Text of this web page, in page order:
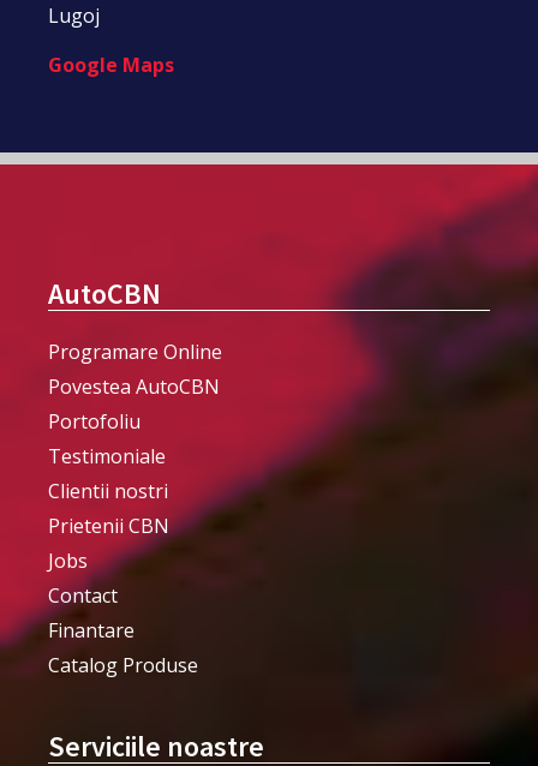
Lugoj
Google Maps
AutoCBN
Programare Online
Povestea AutoCBN
Portofoliu
Testimoniale
Clientii nostri
Prietenii CBN
Jobs
Contact
Finantare
Catalog Produse
Serviciile noastre